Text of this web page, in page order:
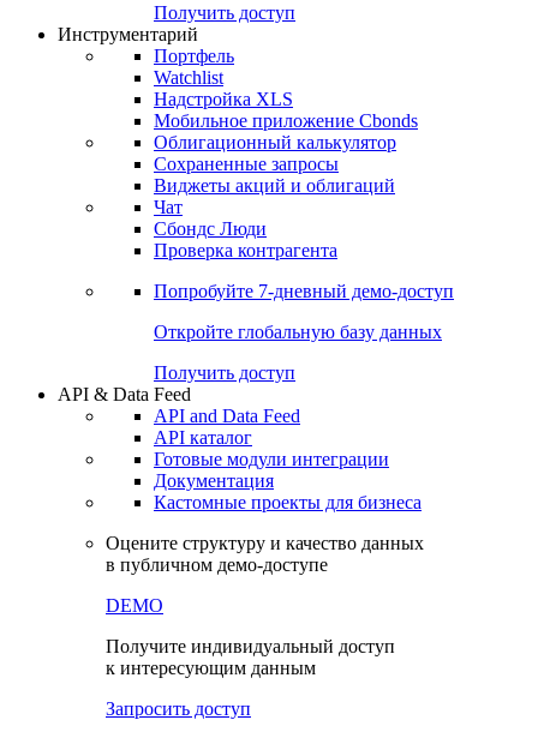
Получить доступ
Инструментарий
Портфель
Watchlist
Надстройка XLS
Мобильное приложение Cbonds
Облигационный калькулятор
Сохраненные запросы
Виджеты акций и облигаций
Чат
Сбондс Люди
Проверка контрагента
Попробуйте 7-дневный демо-доступ
Откройте глобальную базу данных
Получить доступ
API & Data Feed
API and Data Feed
API каталог
Готовые модули интеграции
Документация
Кастомные проекты для бизнеса
Оцените структуру и качество данных
в публичном демо-доступе
DEMO
Получите индивидуальный доступ
к интересующим данным
Запросить доступ